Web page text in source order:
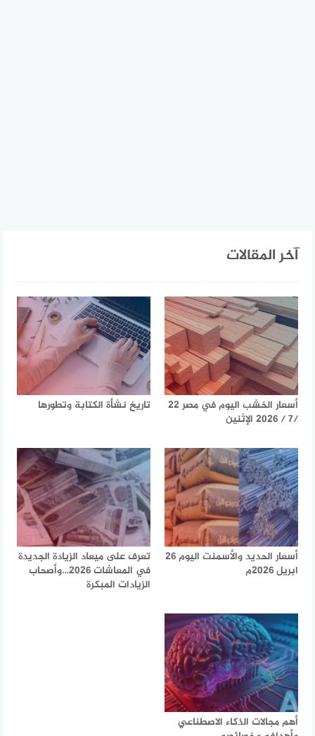
آخر المقالات
أسعار الخشب اليوم في مصر 22
/7 / 2026 الإثنين
تاريخ نشأة الكتابة وتطورها
أسعار الحديد والأسمنت اليوم 26
ابريل 2026م
تعرف على ميعاد الزيادة الجديدة
في المعاشات 2026…وأصحاب
الزيادات المبكرة
أهم مجالات الذكاء الاصطناعي